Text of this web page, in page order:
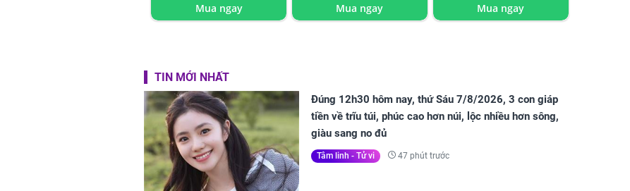
Mua ngay
Mua ngay
Mua ngay
TIN MỚI NHẤT
Đúng 12h30 hôm nay, thứ Sáu 7/8/2026, 3 con giáp
tiền về trĩu túi, phúc cao hơn núi, lộc nhiều hơn sông,
giàu sang no đủ
Tâm linh - Tử vi 47 phút trước